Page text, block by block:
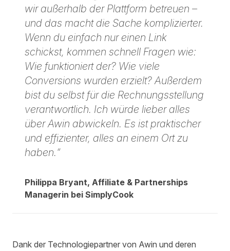
wir außerhalb der Plattform betreuen –
und das macht die Sache komplizierter.
Wenn du einfach nur einen Link
schickst, kommen schnell Fragen wie:
Wie funktioniert der? Wie viele
Conversions wurden erzielt? Außerdem
bist du selbst für die Rechnungsstellung
verantwortlich. Ich würde lieber alles
über Awin abwickeln. Es ist praktischer
und effizienter, alles an einem Ort zu
haben.“
Philippa Bryant, Affiliate & Partnerships
Managerin bei SimplyCook
Dank der Technologiepartner von Awin und deren